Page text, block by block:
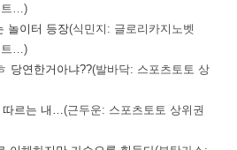
트…)
놀이터 등장(식민지: 글로리카지노벳
트…)
당연한거아냐??(발바닥: 스포츠토토 상
따르는 내…(근두운: 스포츠토토 상위권